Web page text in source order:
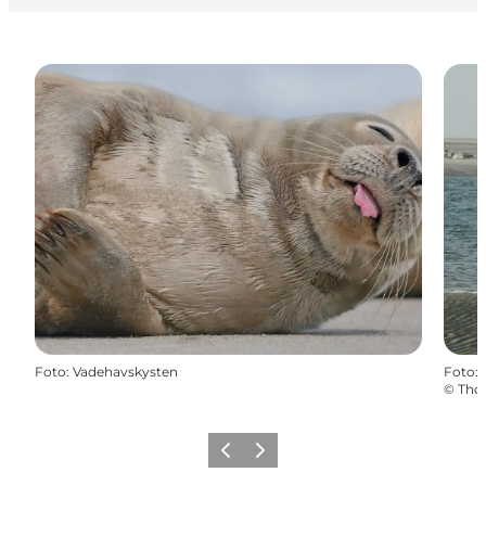
Foto: Vadehavskysten Foto:
©
ForrigeNæste